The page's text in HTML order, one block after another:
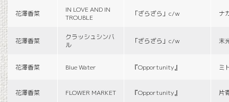
花澤香菜
IN LOVE AND IN
TROUBLE
「ざらざら」c/w ナ
花澤香菜
クラッシュシンバ
ル
「ざらざら」c/w 末
花澤香菜 Blue Water 『Opportunity』 ミ
花澤香菜 FLOWER MARKET 『Opportunity』 片